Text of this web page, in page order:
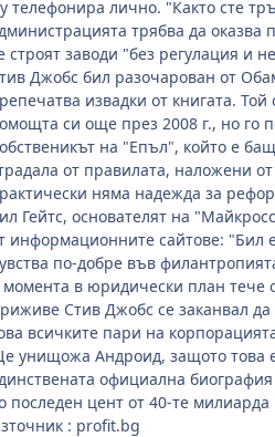
телефонира лично. "Както сте
трябва да оказва
строят заводи "без регулация и
Джобс бил разочарован от
извадки от книгата.
си още през 2008 г., но го
на "Епъл", който е
от правилата, наложени
няма надежда за
Гейтс, основателят на
информационните сайтове: "Бил
по-добре във
момента в юридически план тече
Стив Джобс се заканвал
всичките пари на
унищожа Андроид, защото това
официална
последен цент от 40-те
: profit.bg